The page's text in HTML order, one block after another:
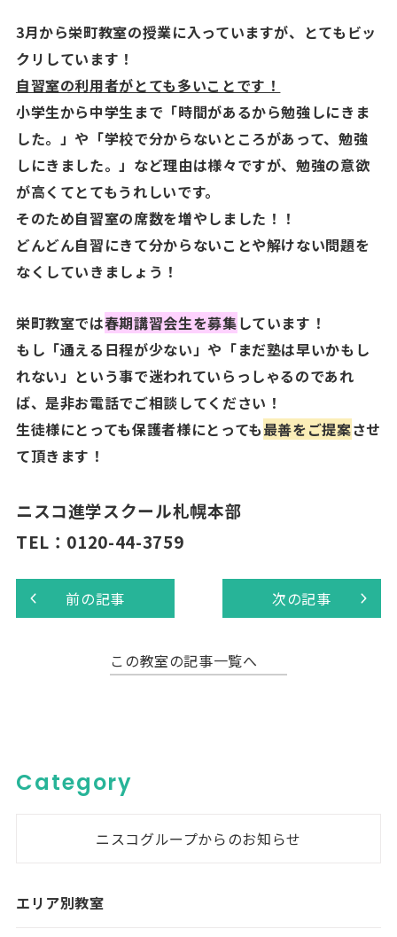
3月から栄町教室の授業に入っていますが、とてもビッ
クリしています！
自習室の利用者がとても多いことです！
小学生から中学生まで「時間があるから勉強しにきま
した。」や「学校で分からないところがあって、勉強
しにきました。」など理由は様々ですが、勉強の意欲
が高くてとてもうれしいです。
そのため自習室の席数を増やしました！！
どんどん自習にきて分からないことや解けない問題を
なくしていきましょう！
栄町教室では春期講習会生を募集しています！
もし「通える日程が少ない」や「まだ塾は早いかもし
れない」という事で迷われていらっしゃるのであれ
ば、是非お電話でご相談してください！
生徒様にとっても保護者様にとっても最善をご提案させ
て頂きます！
ニスコ進学スクール札幌本部
TEL ： 0120-44-3759
前の記事
この教室の記事一覧へ
次の記事
Category
ニスコグループからのお知らせ
エリア別教室